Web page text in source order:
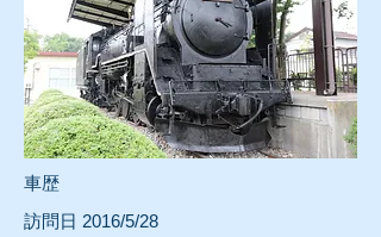
車歴
訪問日 2016/5/28